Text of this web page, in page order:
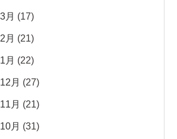
月 (17)
月 (21)
月 (22)
月 (27)
月 (21)
月 (31)